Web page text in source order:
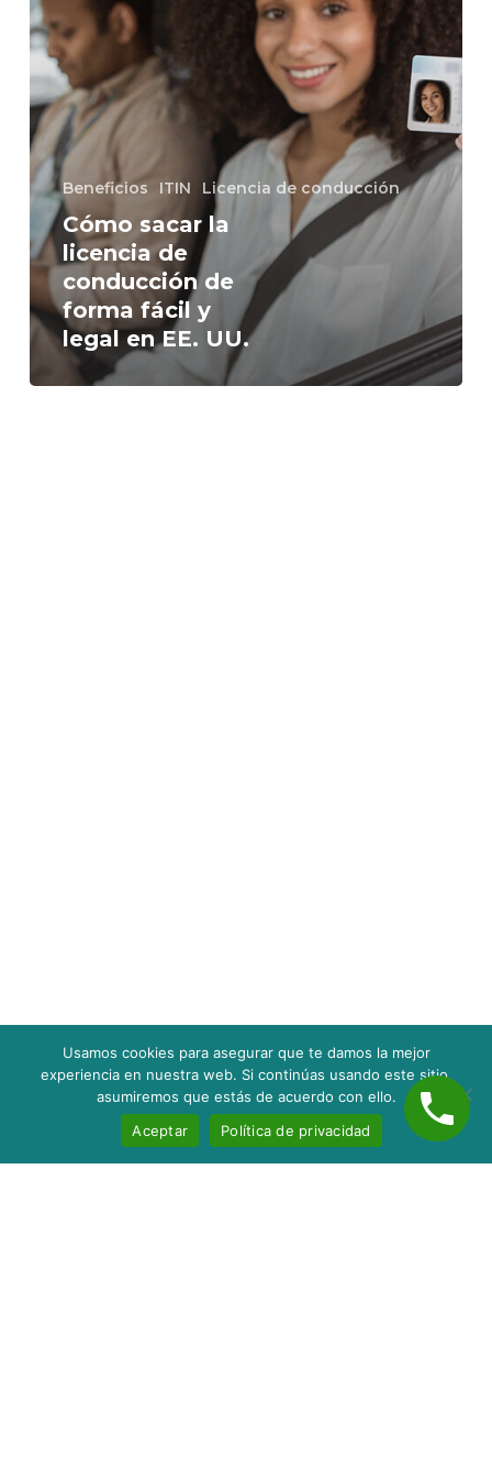
forma
fácil
legal
en
EE.
UU.
Beneficios ITIN Licencia de conducción
Cómo sacar la
licencia de
conducción de
forma fácil y
legal en EE. UU.
Usamos cookies para asegurar que te damos la mejor
experiencia en nuestra web. Si continúas usando este sitio,
asumiremos que estás de acuerdo con ello.
Aceptar
Política de privacidad